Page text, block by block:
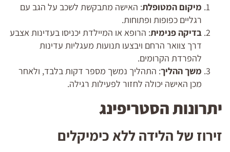
מיקום המטופלת: האישה מתבקשת לשכב על הגב עם
רגליים כפופות ופתוחות.
בדיקה פנימית: הרופא או המיילדת יכניסו בעדינות אצבע
דרך צוואר הרחם ויבצעו תנועות מעגליות עדינות
להפרדת הקרומים.
משך ההליך: התהליך נמשך מספר דקות בלבד, ולאחר
מכן האישה יכולה לחזור לפעילות רגילה.
יתרונות הסטריפינג
זירוז של הלידה ללא כימיקלים